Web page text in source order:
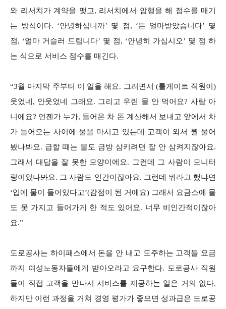
와 리서치가 계약을 맺고, 리서치에서 암행을 해 점수를 매기
는 방식이다. ‘안녕하십니까’ 몇 점, ‘돈 얼마받았습니다’ 몇
점, ‘얼마 거슬러 드립니다’ 몇 점, ‘안녕히 가십시오’ 몇 점 하
는 식으로 서비스 점수를 매긴다.
“3월 마지막 주부터 이 일을 해요. 그러면서 (톨게이트 직원이)
웃었네, 안웃었네 그래요. 그리고 우린 물 안 먹어요? 사람 아
니에요? 언젠가 누가, 들어온 차 돈 계산해서 보내고 앞에서 차
가 들어오는 사이에 물을 마시고 있는데 고객이 와서 뭘 물어
봤나봐요. 급할 때는 물도 금방 삼키려면 잘 안 삼켜지잖아요.
그래서 대답을 잘 못한 모양이에요. 그런데 그 사람이 모니터
링이었나봐요. 그 사람도 인간이잖아요. 그런데 뭐라고 했냐면
‘입에 물이 들어있다고’(감점이 된 거에요) 그래서 요금소에 물
도 못 가지고 들어가게 한 적도 있어요. 너무 비인간적이잖아
요.”
도로공사는 하이패스에서 돈을 안 내고 도주하는 고객들 요금
까지 여성노동자들에게 받아오라고 요구한다. 도로공사 직원
들이 직접 고객을 만나서 서비스를 제공하는 일은 거의 없다.
하지만 이런 과정을 거쳐 경영 평가가 좋으면 성과급은 도로공